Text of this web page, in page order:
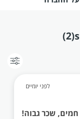
(2)
לפני יומיים